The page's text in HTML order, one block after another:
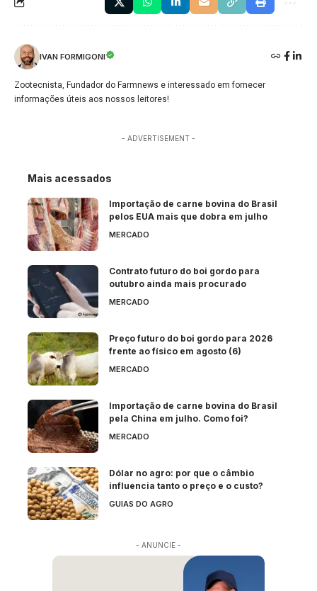
IVAN FORMIGONI
Zootecnista, Fundador do Farmnews e interessado em fornecer
informações úteis aos nossos leitores!
- ADVERTISEMENT -
Mais acessados
Importação de carne bovina do Brasil
pelos EUA mais que dobra em julho
MERCADO
Contrato futuro do boi gordo para
outubro ainda mais procurado
MERCADO
Preço futuro do boi gordo para 2026
frente ao físico em agosto (6)
MERCADO
Importação de carne bovina do Brasil
pela China em julho. Como foi?
MERCADO
Dólar no agro: por que o câmbio
influencia tanto o preço e o custo?
GUIAS DO AGRO
- ANUNCIE -